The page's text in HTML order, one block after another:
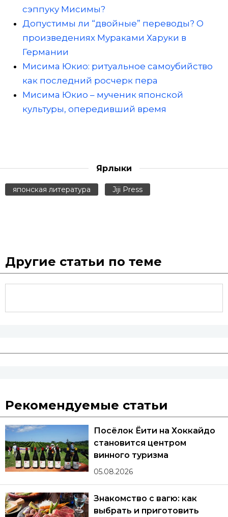
сэппуку Мисимы?
Допустимы ли “двойные” переводы? О
произведениях Мураками Харуки в
Германии
Мисима Юкио: ритуальное самоубийство
как последний росчерк пера
Мисима Юкио – мученик японской
культуры, опередивший время
Ярлыки
японская литература Jiji Press
Другие статьи по теме
Рекомендуемые статьи
Посёлок Ёити на Хоккайдо
становится центром
винного туризма
05.08.2026
Знакомство с вагю: как
выбрать и приготовить